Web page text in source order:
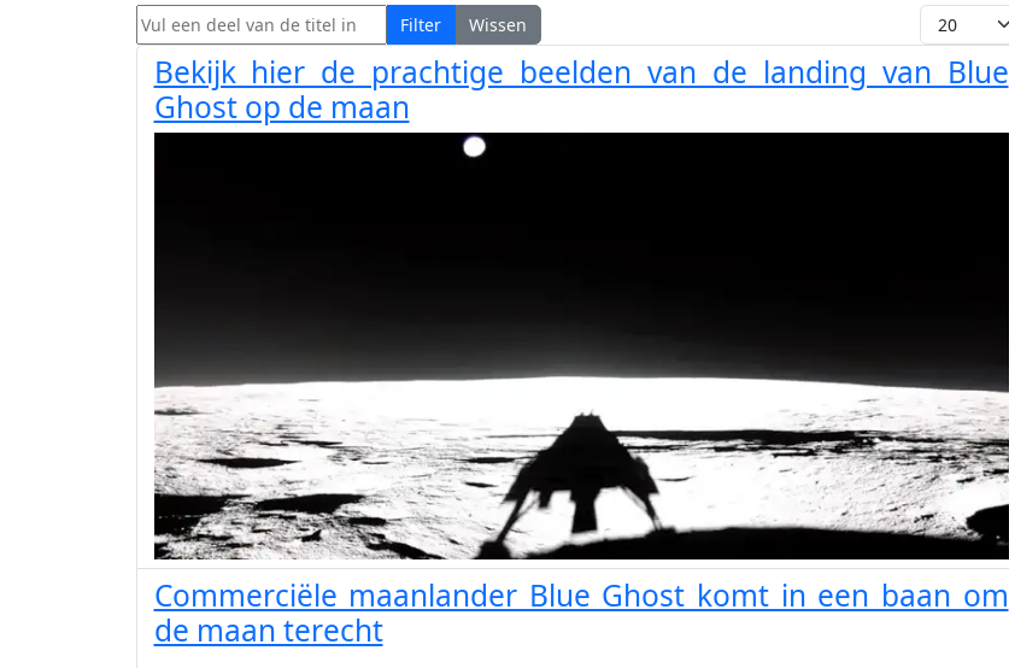
Vul een deel van de titel in Filter Wissen Toon #
Bekijk hier de prachtige beelden van de landing van Blue
Ghost op de maan
Commerciële maanlander Blue Ghost komt in een baan om
de maan terecht